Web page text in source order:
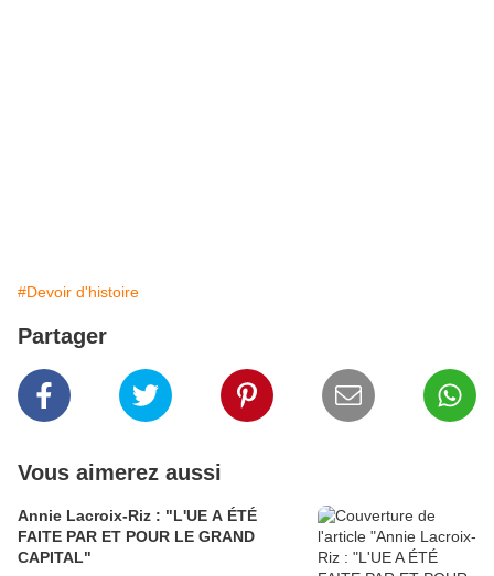
#Devoir d'histoire
Partager
Vous aimerez aussi
Annie Lacroix-Riz : "L'UE A ÉTÉ
FAITE PAR ET POUR LE GRAND
CAPITAL"